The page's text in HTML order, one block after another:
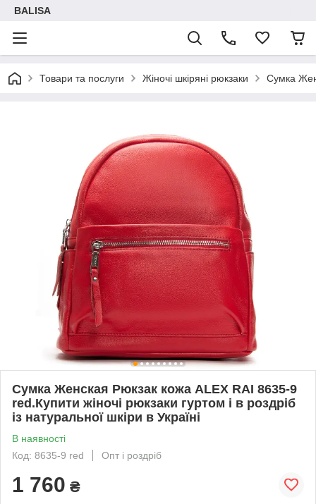
BALISA
Товари та послуги Жіночі шкіряні рюкзаки Сумка
Сумка Женская Рюкзак кожа ALEX RAI 8635-9
red.Купити жіночі рюкзаки гуртом і в роздріб
із натуральної шкіри в Україні
В наявності
Код: 8635-9 red
Опт і роздріб
1 760 ₴